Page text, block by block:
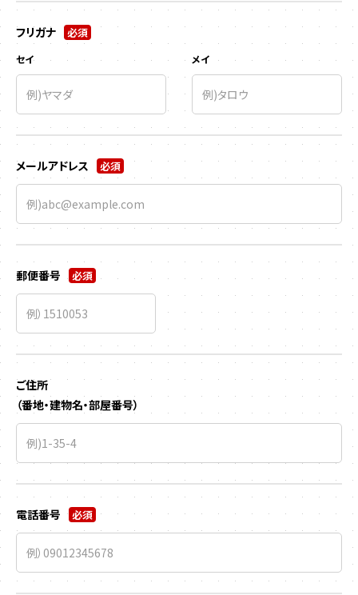
フリガナ 必須
セイ メイ
メールアドレス 必須
郵便番号 必須
ご住所
（番地・建物名・部屋番号）
電話番号 必須